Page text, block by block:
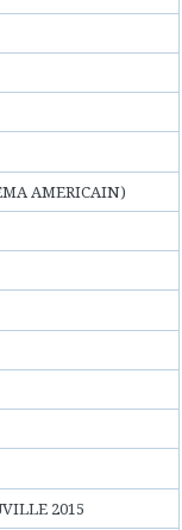
AMERICAIN)
2015